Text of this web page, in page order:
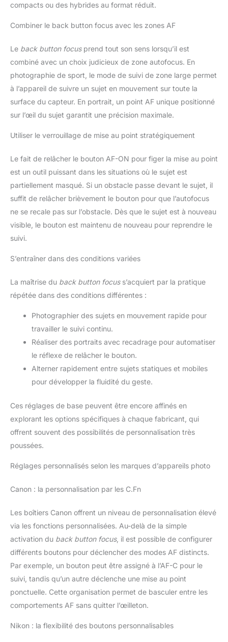
compacts ou des hybrides au format réduit.
Combiner le back button focus avec les zones AF
Le back button focusprend tout son sens lorsqu’il est
combiné avec un choix judicieux de zone autofocus. En
photographie de sport, le mode de suivi de zone large permet
à l’appareil de suivre un sujet en mouvement sur toute la
surface du capteur. En portrait, un point AF unique positionné
sur l’œil du sujet garantit une précision maximale.
Utiliser le verrouillage de mise au point stratégiquement
Le fait de relâcher le bouton AF-ON pour figer la mise au point
est un outil puissant dans les situations où le sujet est
partiellement masqué. Si un obstacle passe devant le sujet, il
suffit de relâcher brièvement le bouton pour que l’autofocus
ne se recale pas sur l’obstacle. Dès que le sujet est à nouveau
visible, le bouton est maintenu de nouveau pour reprendre le
suivi.
S’entraîner dans des conditions variées
La maîtrise du back button focuss’acquiert par la pratique
répétée dans des conditions différentes :
Photographier des sujets en mouvement rapide pour
travailler le suivi continu.
Réaliser des portraits avec recadrage pour automatiser
le réflexe de relâcher le bouton.
Alterner rapidement entre sujets statiques et mobiles
pour développer la fluidité du geste.
Ces réglages de base peuvent être encore affinés en
explorant les options spécifiques à chaque fabricant, qui
offrent souvent des possibilités de personnalisation très
poussées.
Réglages personnalisés selon les marques d’appareils photo
Canon : la personnalisation par les C.Fn
Les boîtiers Canon offrent un niveau de personnalisation élevé
via les fonctions personnalisées. Au-delà de la simple
activation du back button focus, il est possible de configurer
différents boutons pour déclencher des modes AF distincts.
Par exemple, un bouton peut être assigné à l’AF-C pour le
suivi, tandis qu’un autre déclenche une mise au point
ponctuelle. Cette organisation permet de basculer entre les
comportements AF sans quitter l’œilleton.
Nikon : la flexibilité des boutons personnalisables